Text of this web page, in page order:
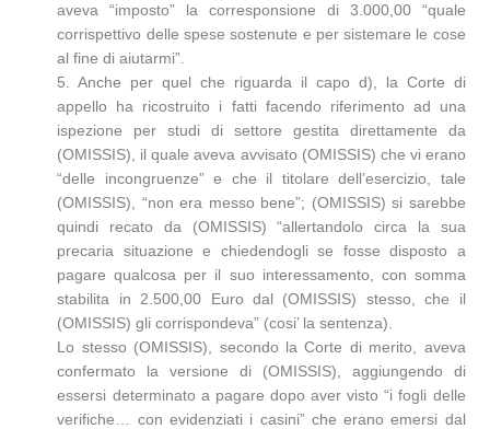
aveva “imposto” la corresponsione di 3.000,00 “quale
corrispettivo delle spese sostenute e per sistemare le cose
al fine di aiutarmi”.
5. Anche per quel che riguarda il capo d), la Corte di
appello ha ricostruito i fatti facendo riferimento ad una
ispezione per studi di settore gestita direttamente da
(OMISSIS), il quale aveva avvisato (OMISSIS) che vi erano
“delle incongruenze” e che il titolare dell’esercizio, tale
(OMISSIS), “non era messo bene”; (OMISSIS) si sarebbe
quindi recato da (OMISSIS) “allertandolo circa la sua
precaria situazione e chiedendogli se fosse disposto a
pagare qualcosa per il suo interessamento, con somma
stabilita in 2.500,00 Euro dal (OMISSIS) stesso, che il
(OMISSIS) gli corrispondeva” (cosi’ la sentenza).
Lo stesso (OMISSIS), secondo la Corte di merito, aveva
confermato la versione di (OMISSIS), aggiungendo di
essersi determinato a pagare dopo aver visto “i fogli delle
verifiche… con evidenziati i casini” che erano emersi dal